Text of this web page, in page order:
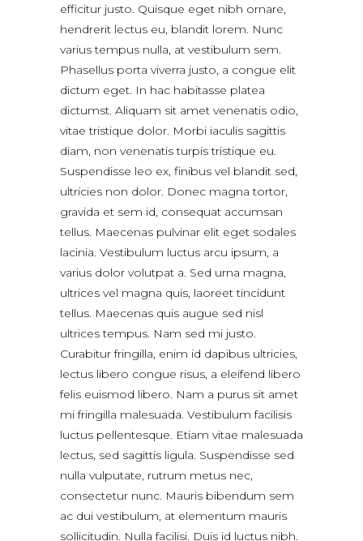
efficitur justo. Quisque eget nibh ornare,
hendrerit lectus eu, blandit lorem. Nunc
varius tempus nulla, at vestibulum sem.
Phasellus porta viverra justo, a congue elit
dictum eget. In hac habitasse platea
dictumst. Aliquam sit amet venenatis odio,
vitae tristique dolor. Morbi iaculis sagittis
diam, non venenatis turpis tristique eu.
Suspendisse leo ex, finibus vel blandit sed,
ultricies non dolor. Donec magna tortor,
gravida et sem id, consequat accumsan
tellus. Maecenas pulvinar elit eget sodales
lacinia. Vestibulum luctus arcu ipsum, a
varius dolor volutpat a. Sed urna magna,
ultrices vel magna quis, laoreet tincidunt
tellus. Maecenas quis augue sed nisl
ultrices tempus. Nam sed mi justo.
Curabitur fringilla, enim id dapibus ultricies,
lectus libero congue risus, a eleifend libero
felis euismod libero. Nam a purus sit amet
mi fringilla malesuada. Vestibulum facilisis
luctus pellentesque. Etiam vitae malesuada
lectus, sed sagittis ligula. Suspendisse sed
nulla vulputate, rutrum metus nec,
consectetur nunc. Mauris bibendum sem
ac dui vestibulum, at elementum mauris
sollicitudin. Nulla facilisi. Duis id luctus nibh.